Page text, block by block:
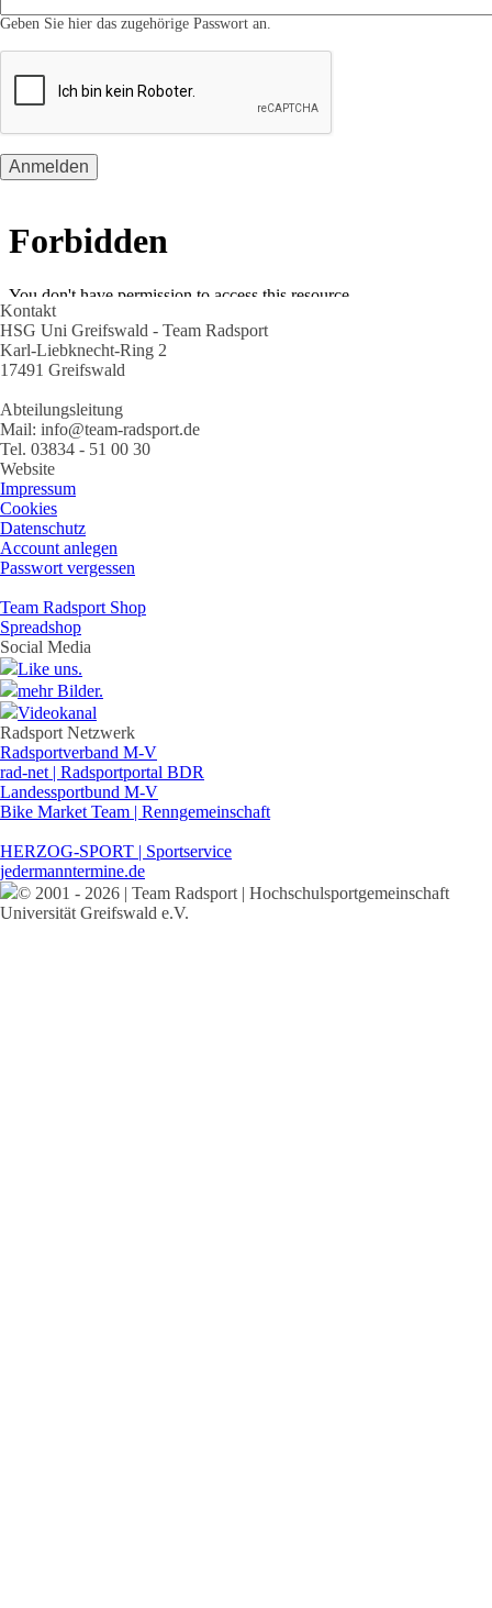
Geben Sie hier das zugehörige Passwort an.
Kontakt
HSG Uni Greifswald - Team Radsport
Karl-Liebknecht-Ring 2
17491 Greifswald
Abteilungsleitung
Mail: info@team-radsport.de
Tel. 03834 - 51 00 30
Website
Impressum
Cookies
Datenschutz
Account anlegen
Passwort vergessen
Team Radsport Shop
Spreadshop
Social Media
Like uns.
mehr Bilder.
Videokanal
Radsport Netzwerk
Radsportverband M-V
rad-net | Radsportportal BDR
Landessportbund M-V
Bike Market Team | Renngemeinschaft
HERZOG-SPORT | Sportservice
jedermanntermine.de
© 2001 - 2026 | Team Radsport | Hochschulsportgemeinschaft
Universität Greifswald e.V.